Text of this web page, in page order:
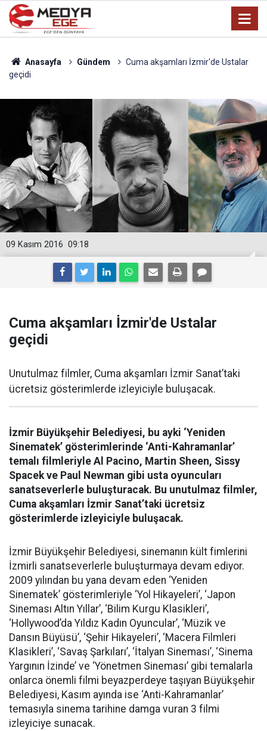
Anasayfa Gündem
Cuma akşamları İzmir'de Ustalar
geçidi
09:18
09 Kasım 2016
Cuma akşamları İzmir'de Ustalar
geçidi
Unutulmaz filmler, Cuma akşamları İzmir Sanat’taki
ücretsiz gösterimlerde izleyiciyle buluşacak.
İzmir Büyükşehir Belediyesi, bu ayki ‘Yeniden
Sinematek’ gösterimlerinde ‘Anti-Kahramanlar’
temalı filmleriyle Al Pacino, Martin Sheen, Sissy
Spacek ve Paul Newman gibi usta oyuncuları
sanatseverlerle buluşturacak. Bu unutulmaz filmler,
Cuma akşamları İzmir Sanat’taki ücretsiz
gösterimlerde izleyiciyle buluşacak.
İzmir Büyükşehir Belediyesi, sinemanın kült fimlerini
İzmirli sanatseverlerle buluşturmaya devam ediyor.
2009 yılından bu yana devam eden ‘Yeniden
Sinematek’ gösterimleriyle ‘Yol Hikayeleri’, ‘Japon
Sineması Altın Yıllar’, ‘Bilim Kurgu Klasikleri’,
‘Hollywood’da Yıldız Kadın Oyuncular’, ‘Müzik ve
Dansın Büyüsü’, ‘Şehir Hikayeleri’, ‘Macera Filmleri
Klasikleri’, ‘Savaş Şarkıları’, ‘İtalyan Sineması’, ‘Sinema
Yargının İzinde’ ve ‘Yönetmen Sineması’ gibi temalarla
onlarca önemli filmi beyazperdeye taşıyan Büyükşehir
Belediyesi, Kasım ayında ise ‘Anti-Kahramanlar’
temasıyla sinema tarihine damga vuran 3 filmi
izleyiciye sunacak.